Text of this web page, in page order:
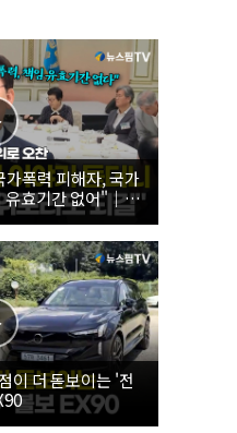
폭력 피해자, 국가
효기간 없어"｜
위로 오찬
이 더 돋보이는 '전